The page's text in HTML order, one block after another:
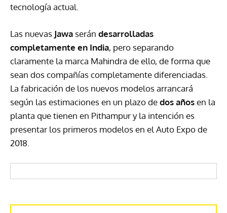
tecnología actual.
Las nuevas Jawa serán desarrolladas
completamente en India, pero separando
claramente la marca Mahindra de ello, de forma que
sean dos compañías completamente diferenciadas.
La fabricación de los nuevos modelos arrancará
según las estimaciones en un plazo dedos añosen la
planta que tienen en Pithampur y la intención es
presentar los primeros modelos en el Auto Expo de
2018.